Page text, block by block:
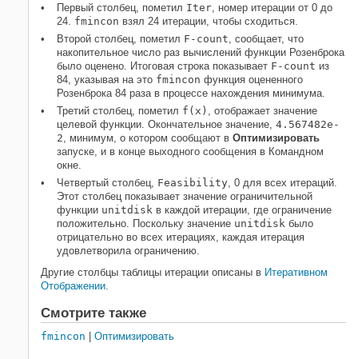
Первый столбец, пометил Iter, номер итерации от 0 до
24. fmincon взял 24 итерации, чтобы сходиться.
Второй столбец, пометил F-count, сообщает, что
накопительное число раз вычислений функции Розенброка
было оценено. Итоговая строка показывает F-count из
84, указывая на это fmincon функция оцененного
Розенброка 84 раза в процессе нахождения минимума.
Третий столбец, пометил f(x) , отображает значение
целевой функции. Окончательное значение, 4.567482e-
2, минимум, о котором сообщают в Оптимизировать
запуске, и в конце выходного сообщения в Командном
окне.
Четвертый столбец, Feasibility, 0 для всех итераций.
Этот столбец показывает значение ограничительной
функции unitdisk в каждой итерации, где ограничение
положительно. Поскольку значение unitdisk было
отрицательно во всех итерациях, каждая итерация
удовлетворила ограничению.
Другие столбцы таблицы итерации описаны в Итеративном
Отображении.
Смотрите также
fmincon Оптимизировать